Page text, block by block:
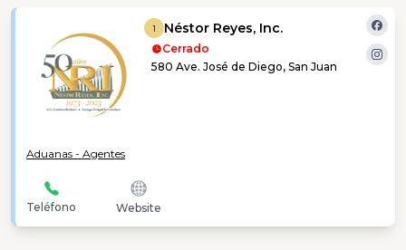
1 Néstor Reyes, Inc.
Cerrado
580 Ave. José de Diego, San Juan
Aduanas - Agentes
Teléfono Website